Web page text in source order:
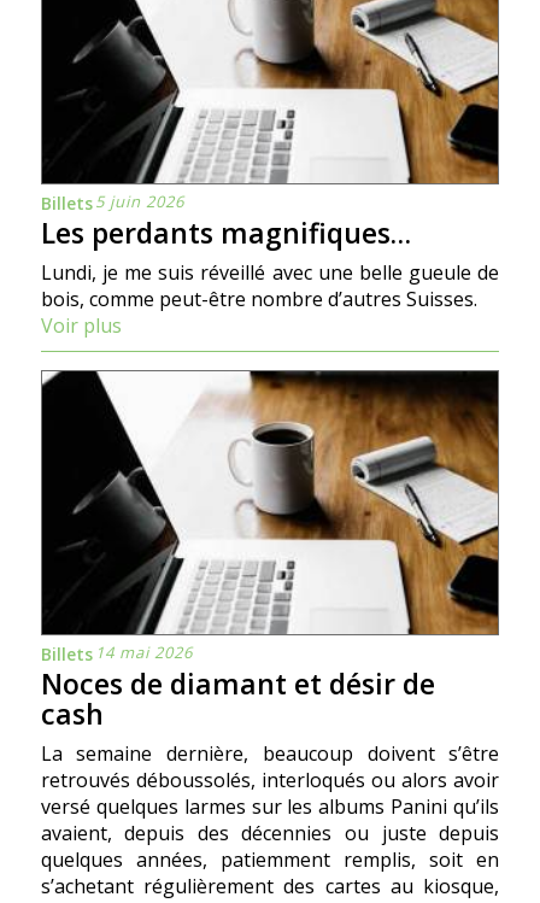
Billets5 juin 2026
Les perdants magnifiques…
Lundi, je me suis réveillé avec une belle gueule de
bois, comme peut-être nombre d’autres Suisses.
Voir plus
Billets 14 mai 2026
Noces de diamant et désir de
cash
La semaine dernière, beaucoup doivent s’être
retrouvés déboussolés, interloqués ou alors avoir
versé quelques larmes sur les albums Panini qu’ils
avaient, depuis des décennies ou juste depuis
quelques années, patiemment remplis, soit en
s’achetant régulièrement des cartes au kiosque,